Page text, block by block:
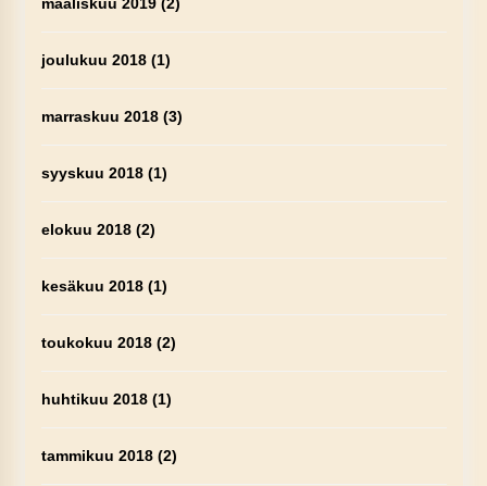
joulukuu 2018(1)
marraskuu 2018(3)
syyskuu 2018(1)
elokuu 2018(2)
kesäkuu 2018(1)
toukokuu 2018(2)
huhtikuu 2018(1)
tammikuu 2018(2)